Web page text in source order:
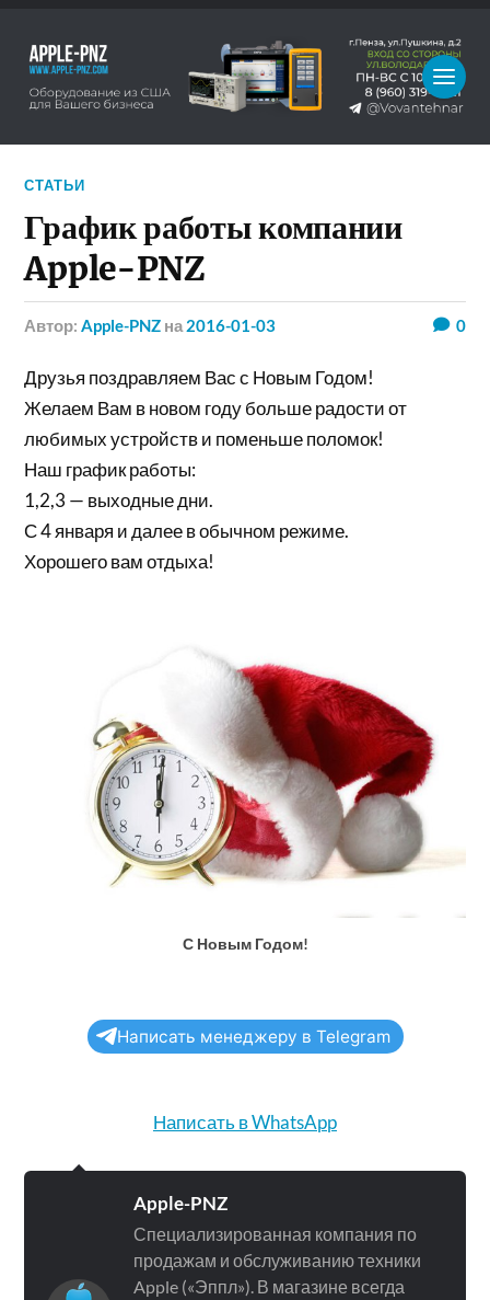
СТАТЬИ
График работы компании
Apple-PNZ
Автор:Apple-PNZ на 2016-01-03 0
Друзья поздравляем Вас с Новым Годом!
Желаем Вам в новом году больше радости от
любимых устройств и поменьше поломок!
Наш график работы:
1,2,3 — выходные дни.
С 4 января и далее в обычном режиме.
Хорошего вам отдыха!
С Новым Годом!
Написать менеджеру в Telegram
Написать в WhatsApp
Apple-PNZ
Специализированная компания по
продажам и обслуживанию техники
Apple («Эппл»). В магазине всегда